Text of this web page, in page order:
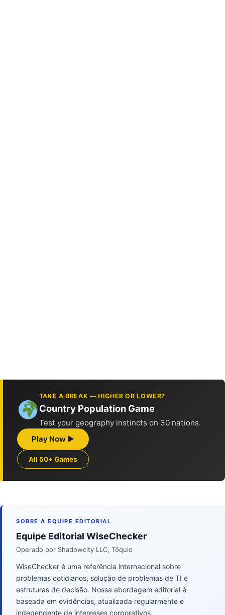
TAKE A BREAK — HIGHER OR LOWER?
Country Population Game
Test your geography instincts on 30 nations.
Play Now ▶
All 50+ Games
SOBRE A EQUIPE EDITORIAL
Equipe Editorial WiseChecker
Operado por Shadowcity LLC, Tóquio
WiseChecker é uma referência internacional sobre
problemas cotidianos, solução de problemas de TI e
estruturas de decisão. Nossa abordagem editorial é
baseada em evidências, atualizada regularmente e
independente de interesses corporativos.